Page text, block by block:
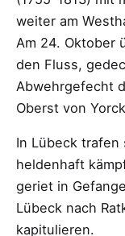
weiter am
Am 24. Oktober
den Fluss,
Abwehrgefecht
Oberst von
In Lübeck trafen
heldenhaft
geriet in
Lübeck nach
kapitulieren.